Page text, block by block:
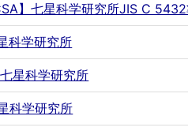
】七星科学研究所JIS C
科学研究所
星科学研究所
科学研究所